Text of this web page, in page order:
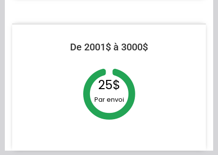
De 2001$ à 3000$
25$
Par envoi